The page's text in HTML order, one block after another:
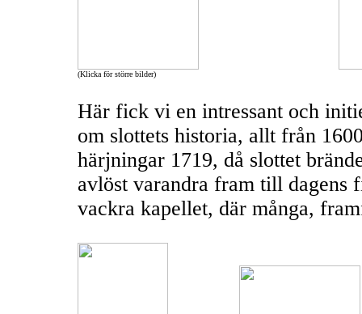
(Klicka för större bilder)
Här fick vi en intressant och
om slottets historia, allt från
härjningar 1719, då slottet
avlöst varandra fram till dagens
vackra kapellet, där många,